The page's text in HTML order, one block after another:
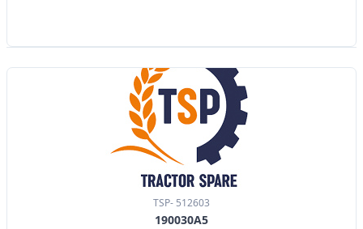
TSP- 512603
190030A5